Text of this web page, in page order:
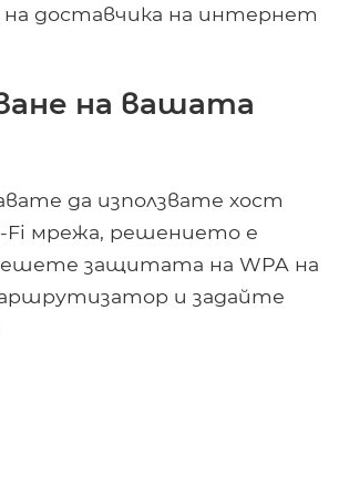
на доставчика на интернет
на вашата
да използвате хост
Fi мрежа, решението е
защитата на WPA на
и задайте